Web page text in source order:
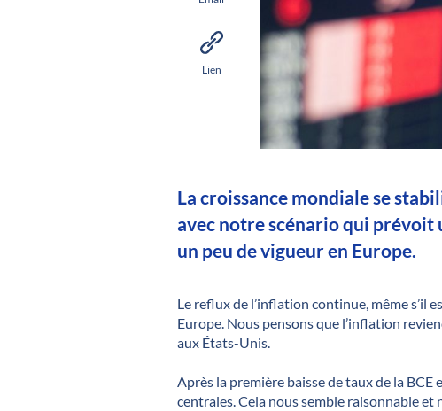
Lien
La croissance mondiale se
avec notre scénario qui prévoit
un peu de vigueur en Europe.
Le reflux de l’inflation continue, même s’il
Europe. Nous pensons que l’inflation
aux États-Unis.
Après la première baisse de taux de la
centrales. Cela nous semble raisonnable et